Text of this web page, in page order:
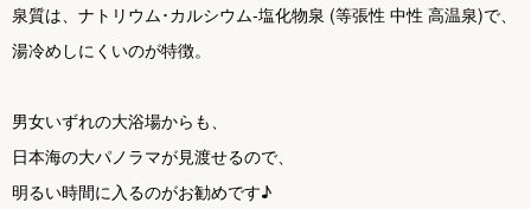
泉質は、ナトリウム･カルシウム-塩化物泉 (等張性 中性 高温泉)で、
湯冷めしにくいのが特徴。
男女いずれの大浴場からも、
日本海の大パノラマが見渡せるので、
明るい時間に入るのがお勧めです♪